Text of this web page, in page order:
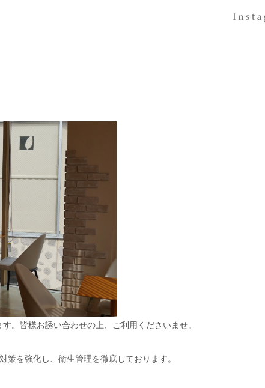
。皆様お誘い合わせの上、ご利用くださいませ。
を強化し、衛生管理を徹底しております。